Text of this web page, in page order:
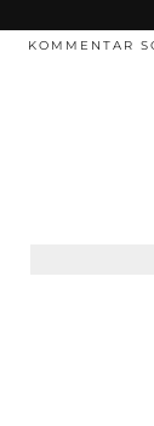
KOMMENTAR